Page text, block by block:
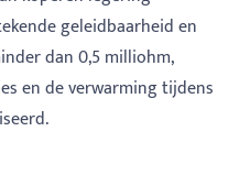
geleidbaarheid en
dan 0,5 milliohm,
en de verwarming tijdens